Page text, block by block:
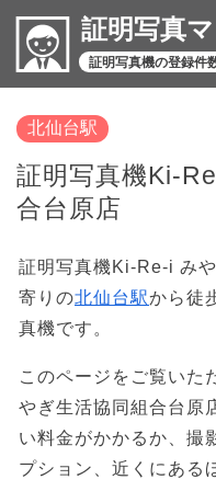
証明写真
証明写真機の登録件
北仙台駅
証明写真機Ki-
合台原店
証明写真機Ki-Re-i み
寄りの北仙台駅から徒
真機です。
このページをご覧いた
やぎ生活協同組合台原
い料金がかかるか、撮
プション、近くにある